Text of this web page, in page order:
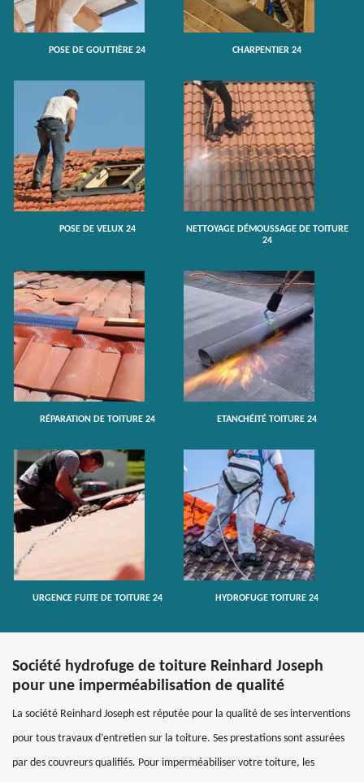
POSE DE GOUTTIÈRE 24 CHARPENTIER 24
POSE DE VELUX 24
NETTOYAGE DÉMOUSSAGE DE TOITURE
24
RÉPARATION DE TOITURE 24 ETANCHÉITÉ TOITURE 24
URGENCE FUITE DE TOITURE 24 HYDROFUGE TOITURE 24
Société hydrofuge de toiture Reinhard Joseph
pour une imperméabilisation de qualité
La société Reinhard Joseph est réputée pour la qualité de ses interventions
pour tous travaux d’entretien sur la toiture. Ses prestations sont assurées
par des couvreurs qualifiés. Pour imperméabiliser votre toiture, les